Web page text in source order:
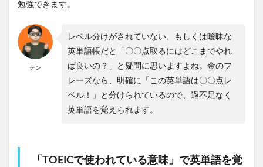
勉強できます。
テン
レベル分けがされていない、もしくは曖昧な
英単語帳だと「〇〇点取るにはどこまでやれ
ば良いの？」と疑問に思いますよね。金のフ
レーズなら、明確に「この英単語は〇〇点レ
ベル！」と分けられているので、過不足なく
英単語を覚えられます。
「TOEICで使われている意味」で英単語を覚